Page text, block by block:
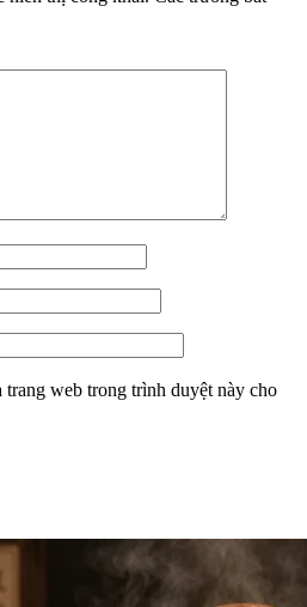
web trong trình duyệt này cho